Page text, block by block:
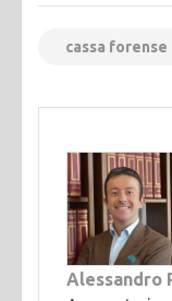
cassa forense
Alessandro